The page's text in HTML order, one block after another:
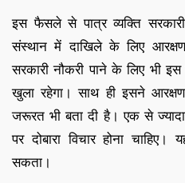
इस फैसले से पात्र व्यक्ति
संस्थान में दाखिले के लिए
सरकारी नौकरी पाने के लिए भी
खुला रहेगा। साथ ही इसने
जरूरत भी बता दी है। एक से
पर दोबारा विचार होना
सकता।